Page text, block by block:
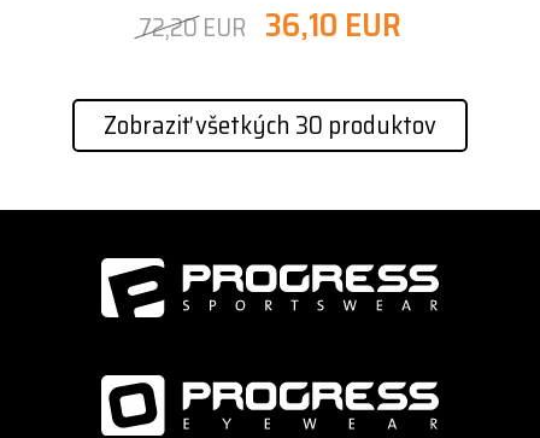
72,20 EUR 36,10 EUR
Zobraziť všetkých 30 produktov